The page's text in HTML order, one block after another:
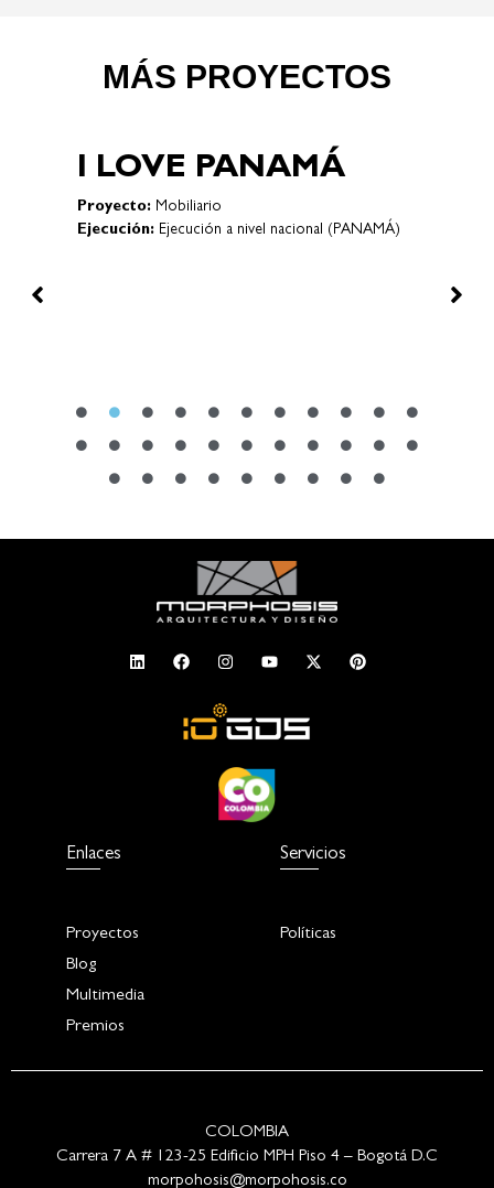
MÁS PROYECTOS
I LOVE PANAMÁ
Proyecto: Mobiliario
Ejecución: Ejecución a nivel nacional (PANAMÁ)
Enlaces
Proyectos
Blog
Multimedia
Premios
Servicios
Políticas
COLOMBIA
Carrera 7 A # 123-25 Edificio MPH Piso 4 – Bogotá D.C
morpohosis@morpohosis.co